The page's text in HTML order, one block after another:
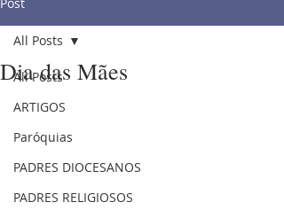
All Posts
ARTIGOS
Paróquias
PADRES DIOCESANOS
PADRES RELIGIOSOS
All Posts
Dia das Mães